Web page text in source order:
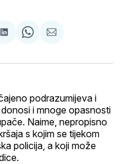
podijeliSharepodijeli
podrazumijeva i
i mnoge opasnosti
Naime, nepropisno
s kojim se tijekom
policija, a koji može